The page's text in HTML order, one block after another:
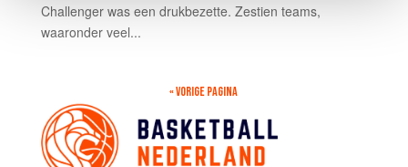
Challenger was een drukbezette. Zestien teams,
waaronder veel...
« VORIGE PAGINA